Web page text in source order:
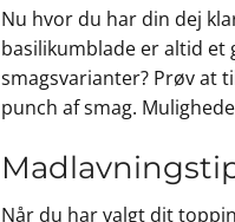
Nu hvor du har din dej
basilikumblade er altid et
smagsvarianter? Prøv at
punch af smag.
Når du har valgt dit